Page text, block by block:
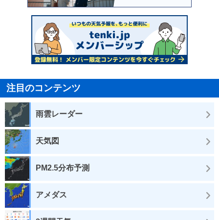
注目のコンテンツ
雨雲レーダー
天気図
PM2.5分布予測
アメダス